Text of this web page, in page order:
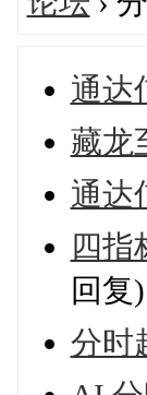
通达
藏龙
通达
四指
回复)
分时